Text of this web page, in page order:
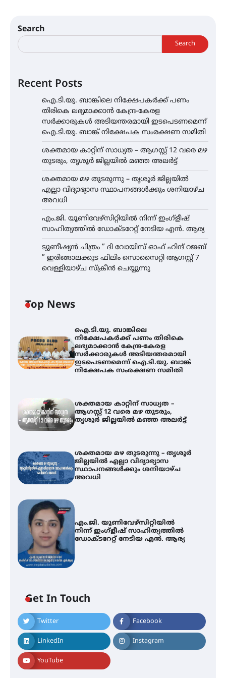
Search
Search
Recent Posts
ഐ.ടി.യു. ബാങ്കിലെ നിക്ഷേപകർക്ക് പണം
തിരികെ ലഭ്യമാക്കാൻ കേന്ദ്ര-കേരള
സർക്കാരുകൾ അടിയന്തരമായി ഇടപെടണമെന്ന്
ഐ.ടി.യു. ബാങ്ക് നിക്ഷേപക സംരക്ഷണ സമിതി
ശക്തമായ കാറ്റിന് സാധ്യത – ആഗസ്റ്റ് 12 വരെ മഴ
തുടരും, തൃശൂർ ജില്ലയിൽ മഞ്ഞ അലർട്ട്
ശക്തമായ മഴ തുടരുന്നു – തൃശൂർ ജില്ലയിൽ
എല്ലാ വിദ്യാഭ്യാസ സ്ഥാപനങ്ങൾക്കും ശനിയാഴ്ച
അവധി
എം.ജി. യൂണിവേഴ്‌സിറ്റിയിൽ നിന്ന് ഇംഗ്ളീഷ്
സാഹിത്യത്തിൽ ഡോക്ടറേറ്റ് നേടിയ എൻ. ആര്യ
ട്യുണീഷ്യൻ ചിത്രം ” ദി വോയിസ് ഓഫ് ഹിന്ദ് റജബ്
” ഇരിങ്ങാലക്കുട ഫിലിം സൊസൈറ്റി ആഗസ്റ്റ് 7
വെള്ളിയാഴ്ച സ്‌ക്രീൻ ചെയ്യുന്നു
Top News
ഐ.ടി.യു. ബാങ്കിലെ
നിക്ഷേപകർക്ക് പണം തിരികെ
ലഭ്യമാക്കാൻ കേന്ദ്ര-കേരള
സർക്കാരുകൾ അടിയന്തരമായി
ഇടപെടണമെന്ന് ഐ.ടി.യു. ബാങ്ക്
നിക്ഷേപക സംരക്ഷണ സമിതി
ശക്തമായ കാറ്റിന് സാധ്യത –
ആഗസ്റ്റ് 12 വരെ മഴ തുടരും,
തൃശൂർ ജില്ലയിൽ മഞ്ഞ അലർട്ട്
ശക്തമായ മഴ തുടരുന്നു – തൃശൂർ
ജില്ലയിൽ എല്ലാ വിദ്യാഭ്യാസ
സ്ഥാപനങ്ങൾക്കും ശനിയാഴ്ച
അവധി
എം.ജി. യൂണിവേഴ്‌സിറ്റിയിൽ
നിന്ന് ഇംഗ്ളീഷ് സാഹിത്യത്തിൽ
ഡോക്ടറേറ്റ് നേടിയ എൻ. ആര്യ
Get In Touch
Twitter Facebook
LinkedIn Instagram
YouTube
ശക്തമായ കാറ്റിന് സാധ്യത –
ആഗസ്റ്റ് 12 വരെ മഴ തുടരും,
ശക്തമായ മഴ തുടരുന്നു – തൃശൂർ
ജില്ലയിൽ എല്ലാ വിദ്യാഭ്യാസ
സ്ഥാപനങ്ങൾക്കും ശനിയാഴ്ച
അവധി